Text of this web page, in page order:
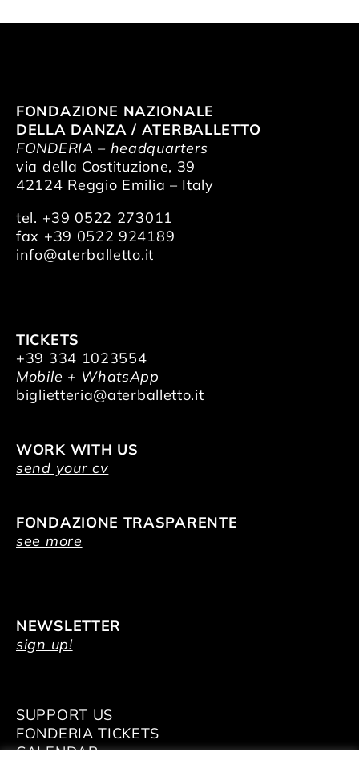
FONDAZIONE NAZIONALE
DELLA DANZA / ATERBALLETTO
FONDERIA – headquarters
via della Costituzione, 39
42124 Reggio Emilia – Italy
tel. +39 0522 273011
fax +39 0522 924189
info@aterballetto.it
TICKETS
+39 334 1023554
Mobile + WhatsApp
biglietteria@aterballetto.it
WORK WITH US
send your cv
FONDAZIONE TRASPARENTE
see more
NEWSLETTER
sign up!
SUPPORT US
FONDERIA TICKETS
CALENDAR